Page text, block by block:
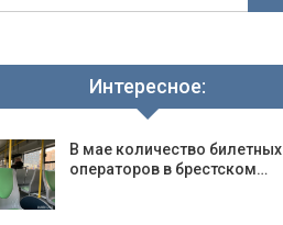
Интересное:
В мае количество билетных
операторов в брестском…